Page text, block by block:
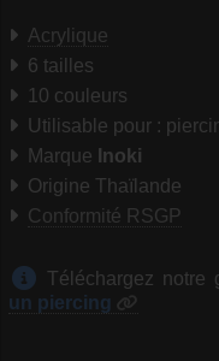
Acrylique
6 tailles
10 couleurs
Utilisable pour :
Marque Inoki
Origine Thaïlande
Conformité RSGP
Téléchargez notre
un piercing